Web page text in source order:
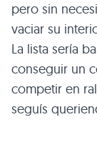
pero sin
vaciar su
La lista sería
conseguir un
competir en
seguís